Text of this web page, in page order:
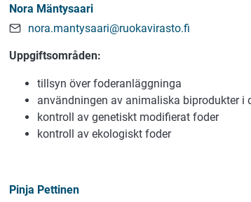
Nora Mäntysaari
nora.mantysaari@ruokavirasto.fi
Uppgiftsområden:
tillsyn över foderanläggninga
användningen av animaliska biprodukter i
kontroll av genetiskt modifierat foder
kontroll av ekologiskt foder
Pinja Pettinen